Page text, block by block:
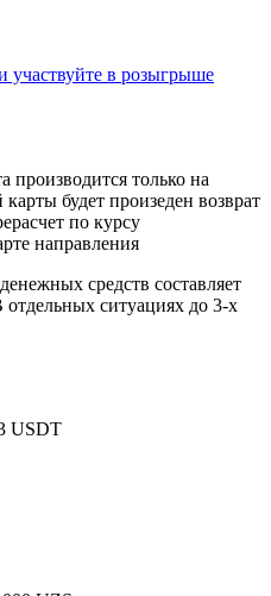
участвуйте в розыгрыше
только на
будет произеден возврат
по курсу
направления
средств составляет
ситуациях до 3-х
USDT